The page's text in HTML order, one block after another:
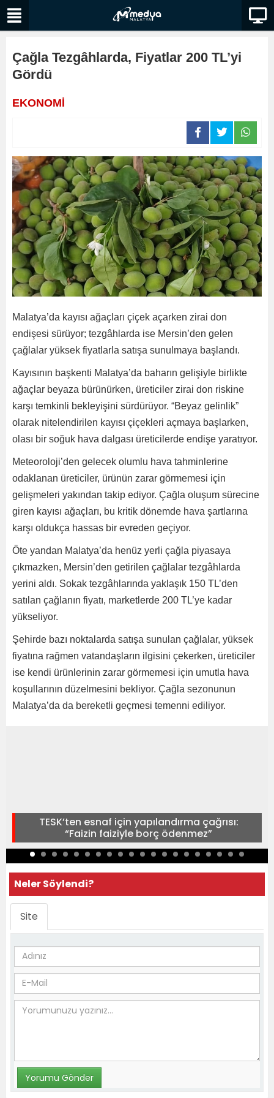
Çağla Tezgâhlarda, Fiyatlar 200 TL’yi
Gördü
EKONOMİ
Malatya’da kayısı ağaçları çiçek açarken zirai don
endişesi sürüyor; tezgâhlarda ise Mersin’den gelen
çağlalar yüksek fiyatlarla satışa sunulmaya başlandı.
Kayısının başkenti Malatya’da baharın gelişiyle birlikte
ağaçlar beyaza bürünürken, üreticiler zirai don riskine
karşı temkinli bekleyişini sürdürüyor. “Beyaz gelinlik”
olarak nitelendirilen kayısı çiçekleri açmaya başlarken,
olası bir soğuk hava dalgası üreticilerde endişe yaratıyor.
Meteoroloji’den gelecek olumlu hava tahminlerine
odaklanan üreticiler, ürünün zarar görmemesi için
gelişmeleri yakından takip ediyor. Çağla oluşum sürecine
giren kayısı ağaçları, bu kritik dönemde hava şartlarına
karşı oldukça hassas bir evreden geçiyor.
Öte yandan Malatya’da henüz yerli çağla piyasaya
çıkmazken, Mersin’den getirilen çağlalar tezgâhlarda
yerini aldı. Sokak tezgâhlarında yaklaşık 150 TL’den
satılan çağlanın fiyatı, marketlerde 200 TL’ye kadar
yükseliyor.
Şehirde bazı noktalarda satışa sunulan çağlalar, yüksek
fiyatına rağmen vatandaşların ilgisini çekerken, üreticiler
ise kendi ürünlerinin zarar görmemesi için umutla hava
koşullarının düzelmesini bekliyor. Çağla sezonunun
Malatya’da da bereketli geçmesi temenni ediliyor.
TESK’ten esnaf için yapılandırma çağrısı:
“Faizin faiziyle borç ödenmez”
Neler Söylendi?
Site